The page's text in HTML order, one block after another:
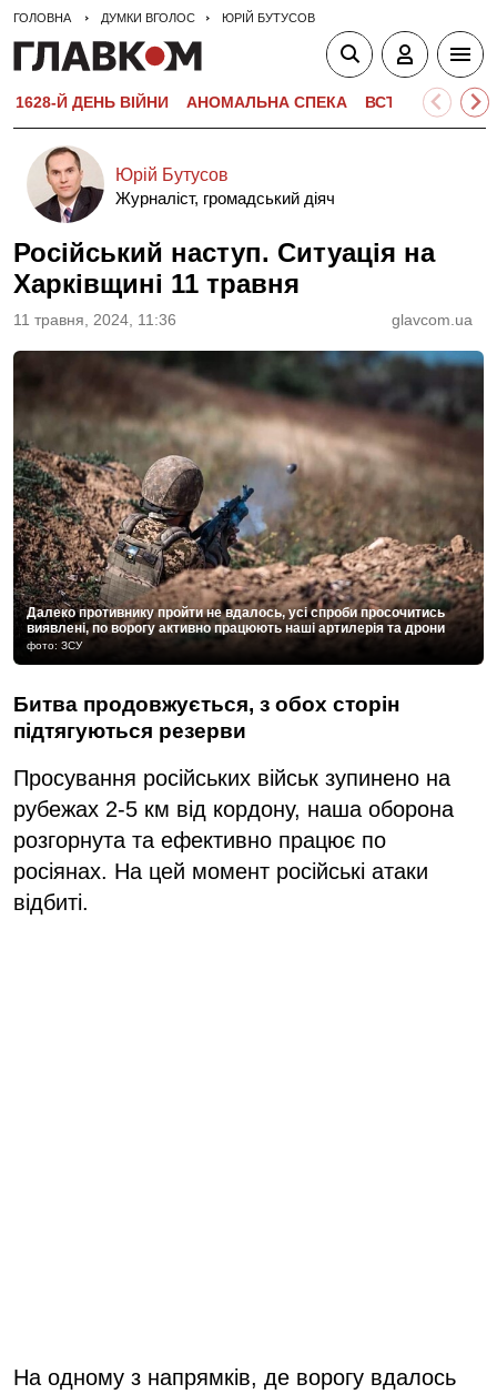
ГОЛОВНА ДУМКИ ВГОЛОС ЮРІЙ БУТУСОВ
1628-Й ДЕНЬ ВІЙНИ АНОМАЛЬНА СПЕКА ВСТУПНА
Юрій Бутусов
Журналіст, громадський діяч
Російський наступ. Ситуація на
Харківщині 11 травня
11 травня, 2024, 11:36 glavcom.ua
Далеко противнику пройти не вдалось, усі спроби просочитись
виявлені, по ворогу активно працюють наші артилерія та дрони
фото: ЗСУ
Битва продовжується, з обох сторін
підтягуються резерви
Просування російських військ зупинено на
рубежах 2-5 км від кордону, наша оборона
розгорнута та ефективно працює по
росіянах. На цей момент російські атаки
відбиті.
На одному з напрямків, де ворогу вдалось